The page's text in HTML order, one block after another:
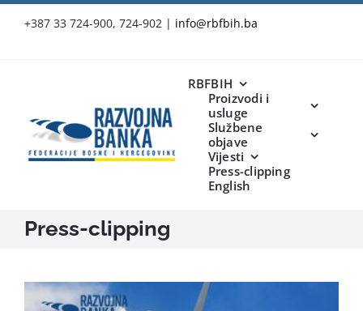
+387 33 724-900, 724-902 | info@rbfbih.ba
RBFBIH
Proizvodi i
usluge
Službene
objave
Vijesti
Press-clipping
English
Press-clipping